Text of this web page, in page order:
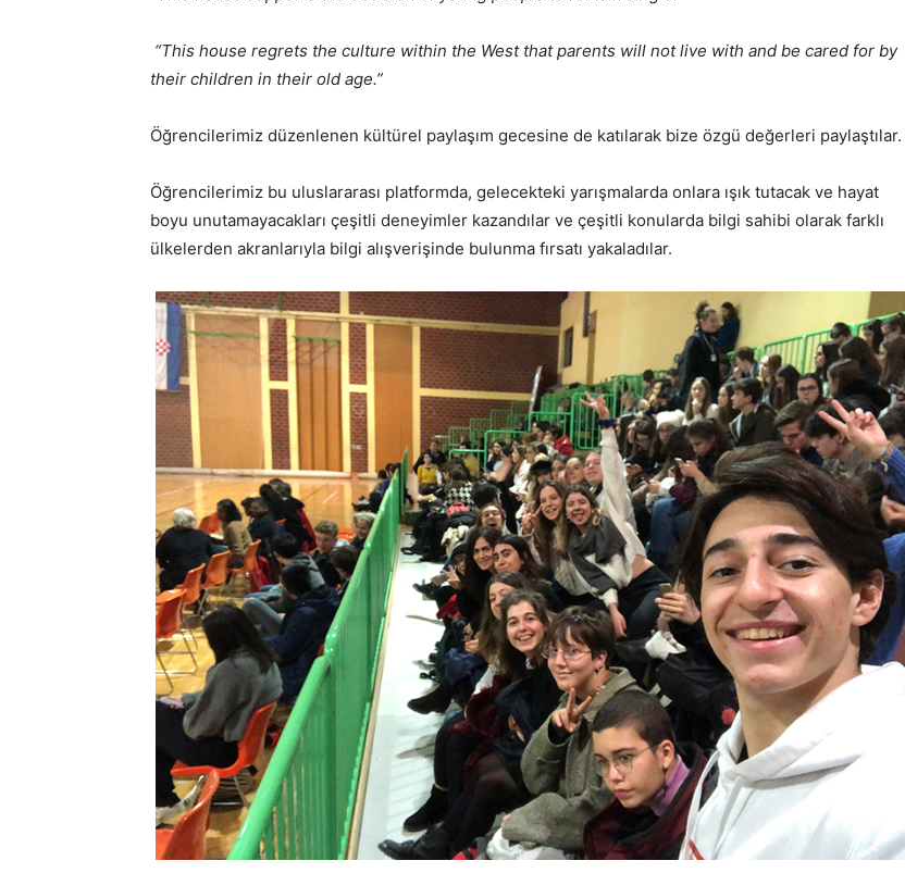
“This house regrets the culture within the West that parents will not live with and be cared for by
their children in their old age.”
Öğrencilerimiz düzenlenen kültürel paylaşım gecesine de katılarak bize özgü değerleri paylaştılar.
Öğrencilerimiz bu uluslararası platformda, gelecekteki yarışmalarda onlara ışık tutacak ve hayat
boyu unutamayacakları çeşitli deneyimler kazandılar ve çeşitli konularda bilgi sahibi olarak farklı
ülkelerden akranlarıyla bilgi alışverişinde bulunma fırsatı yakaladılar.